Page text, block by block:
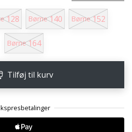
128 Børne 140 Børne 152
Børne 164
Tilføj til kurv